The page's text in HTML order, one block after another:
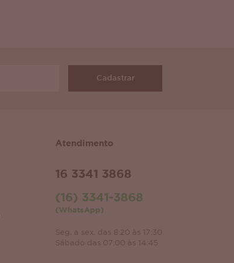
Cadastrar
Atendimento
16 3341 3868
(16) 3341-3868
(WhatsApp)
Seg. a sex. das 8:20 às 17:30
Sábado das 07:00 às 14:45